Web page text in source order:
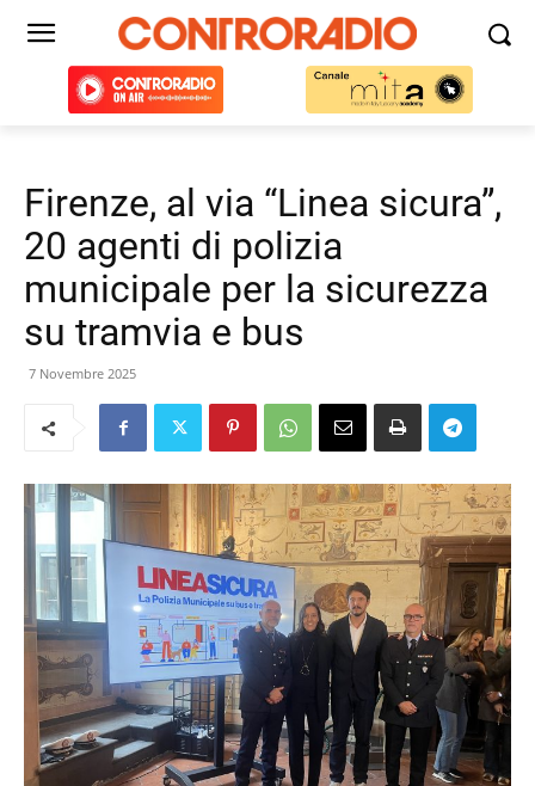
Firenze, al via “Linea sicura”,
20 agenti di polizia
municipale per la sicurezza
su tramvia e bus
7 Novembre 2025